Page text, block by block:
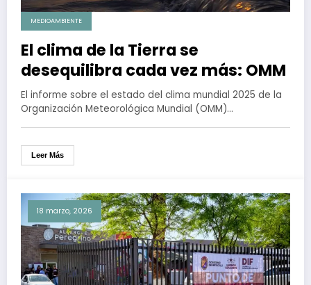
MEDIOAMBIENTE
El clima de la Tierra se
desequilibra cada vez más: OMM
El informe sobre el estado del clima mundial 2025 de la
Organización Meteorológica Mundial (OMM)…
Leer Más
18 marzo, 2026